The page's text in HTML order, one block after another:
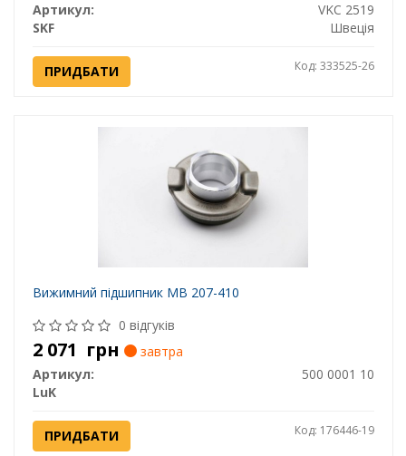
Артикул:
VKC 2519
SKF
Швеція
ПРИДБАТИ Код: 333525-26
Вижимний підшипник MB 207-410
0 відгуків
2 071 грн
завтра
Артикул:
500 0001 10
LuK
ПРИДБАТИ Код: 176446-19